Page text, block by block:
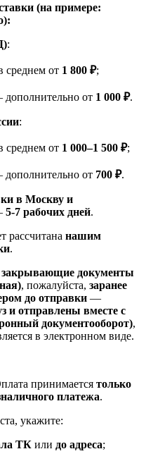
(на примере:
:
от 1 800 ₽;
от 1 000 ₽.
:
от 1 000–1 500 ₽;
от 700 ₽.
в Москву и
5-7 рабочих дней.
рассчитана нашим
.
закрывающие документы
, пожалуйста, заранее
до отправки —
и отправлены вместе с
документооборот),
в электронном виде.
принимается только
платежа.
укажите:
ТК или до адреса;